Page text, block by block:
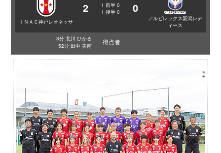
ＩＮＡＣ神戸レオネッサ
2 1 前半 0
1 後半 0 0
アルビレックス新潟レデ
ィース
3分 北川 ひかる
52分 田中 美南
得点者